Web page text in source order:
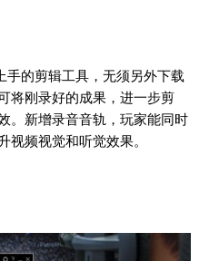
手的剪辑工具，无须另外下载
将刚录好的成果，进一步剪
。新增录音音轨，玩家能同时
频视觉和听觉效果。